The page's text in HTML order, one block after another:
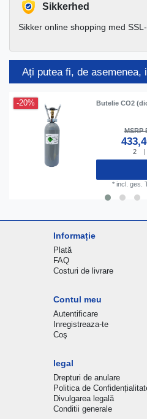
Sikkerhed
Sikker online shopping med
Ați putea fi, de asemenea,
-20% Butelie CO2
MSRP
2
* incl. ges.
Informație
Plată
FAQ
Costuri de livrare
Contul meu
Autentificare
Inregistreaza-te
Coş
legal
Drepturi de anulare
Politica de
Divulgarea legală
Conditii generale